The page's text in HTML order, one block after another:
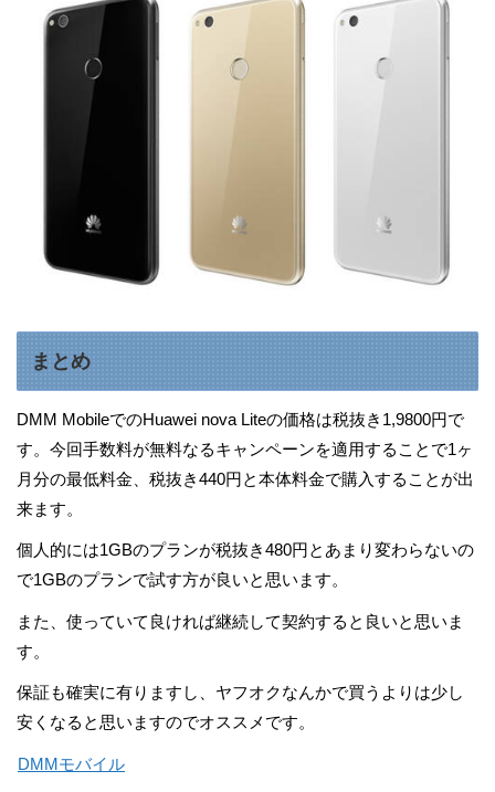
まとめ
DMM MobileでのHuawei nova Liteの価格は税抜き1,9800円で
す。今回手数料が無料なるキャンペーンを適用することで1ヶ
月分の最低料金、税抜き440円と本体料金で購入することが出
来ます。
個人的には1GBのプランが税抜き480円とあまり変わらないの
で1GBのプランで試す方が良いと思います。
また、使っていて良ければ継続して契約すると良いと思いま
す。
保証も確実に有りますし、ヤフオクなんかで買うよりは少し
安くなると思いますのでオススメです。
DMMモバイル